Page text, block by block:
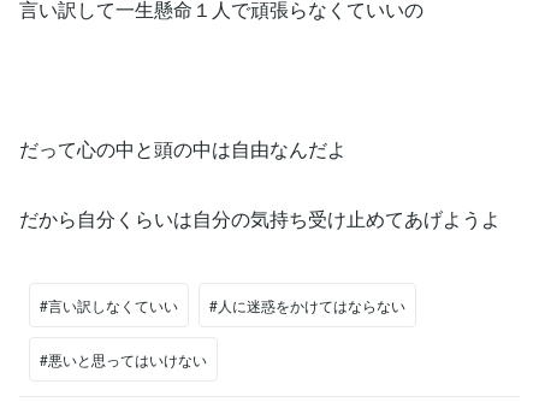
言い訳して一生懸命１人で頑張らなくていいの
だって心の中と頭の中は自由なんだよ
だから自分くらいは自分の気持ち受け止めてあげようよ
#言い訳しなくていい #人に迷惑をかけてはならない
#悪いと思ってはいけない